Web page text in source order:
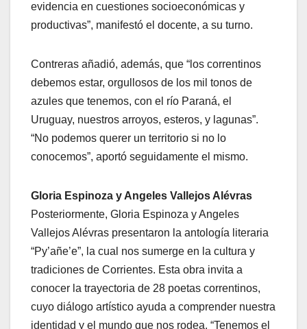
evidencia en cuestiones socioeconómicas y
productivas”, manifestó el docente, a su turno.
Contreras añadió, además, que “los correntinos
debemos estar, orgullosos de los mil tonos de
azules que tenemos, con el río Paraná, el
Uruguay, nuestros arroyos, esteros, y lagunas”.
“No podemos querer un territorio si no lo
conocemos”, aportó seguidamente el mismo.
Gloria Espinoza y Angeles Vallejos Alévras
Posteriormente, Gloria Espinoza y Angeles
Vallejos Alévras presentaron la antología literaria
“Py’añe’e”, la cual nos sumerge en la cultura y
tradiciones de Corrientes. Esta obra invita a
conocer la trayectoria de 28 poetas correntinos,
cuyo diálogo artístico ayuda a comprender nuestra
identidad y el mundo que nos rodea. “Tenemos el